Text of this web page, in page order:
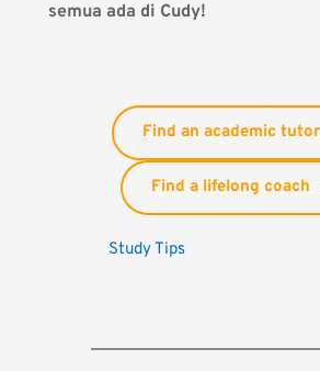
semua ada di Cudy!
Find an academic tutor
Find a lifelong coach
Study Tips